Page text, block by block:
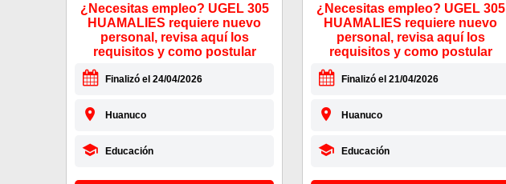
¿Necesitas empleo? UGEL 305
HUAMALIES requiere nuevo
personal, revisa aquí los
requisitos y como postular
Finalizó el 24/04/2026
Huanuco
Educación
¿Necesitas empleo? UGEL 305
HUAMALIES requiere nuevo
personal, revisa aquí los
requisitos y como postular
Finalizó el 21/04/2026
Huanuco
Educación